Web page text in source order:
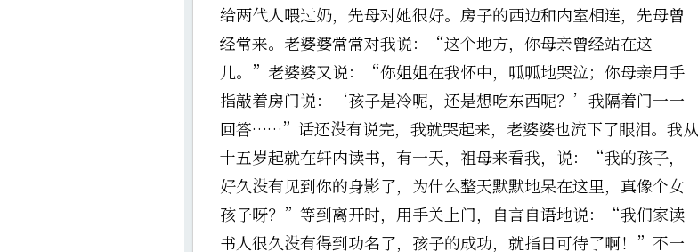
给两代人喂过奶，先母对她很好。房子的西边和内室相连，先母曾
经常来。老婆婆常常对我说：“这个地方，你母亲曾经站在这
儿。”老婆婆又说：“你姐姐在我怀中，呱呱地哭泣；你母亲用手
指敲着房门说：‘孩子是冷呢，还是想吃东西呢？’我隔着门一一
回答……”话还没有说完，我就哭起来，老婆婆也流下了眼泪。我从
十五岁起就在轩内读书，有一天，祖母来看我，说：“我的孩子，
好久没有见到你的身影了，为什么整天默默地呆在这里，真像个女
孩子呀？”等到离开时，用手关上门，自言自语地说：“我们家读
书人很久没有得到功名了，孩子的成功，就指日可待了啊！”不一